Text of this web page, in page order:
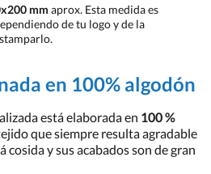
mm aprox. Esta medida es
de tu logo y de la
en 100% algodón
está elaborada en 100 %
que siempre resulta agradable
cosida y sus acabados son de gran